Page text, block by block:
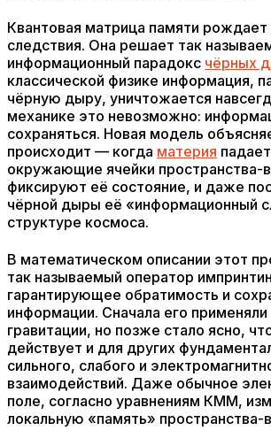
Квантовая матрица памяти рождает
следствия. Она решает так
информационный парадокс чёрных
классической физике информация,
чёрную дыру, уничтожается
механике это невозможно:
сохраняться. Новая модель
происходит — когда материя
окружающие ячейки пространства-
фиксируют её состояние, и даже
чёрной дыры её «информационный
структуре космоса.
В математическом описании этот
так называемый оператор
гарантирующее обратимость и
информации. Сначала его применяли
гравитации, но позже стало ясно,
действует и для других
сильного, слабого и
взаимодействий. Даже обычное
поле, согласно уравнениям КММ,
локальную «память» пространства-